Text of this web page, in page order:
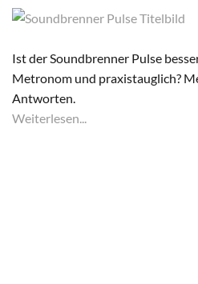
Ist der Soundbrenner Pulse
Metronom und praxistauglich?
Antworten.
Weiterlesen...